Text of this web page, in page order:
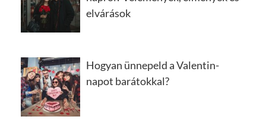
elvárások
Hogyan ünnepeld a Valentin-
napot barátokkal?